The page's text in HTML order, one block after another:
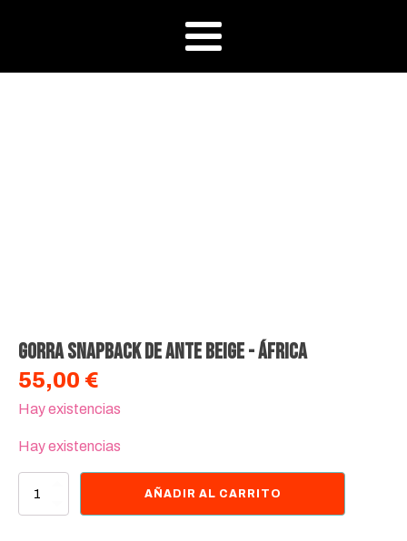
Gorra snapback de ante beige - África
55,00 €
Hay existencias
Hay existencias
Gorra
AÑADIR AL CARRITO